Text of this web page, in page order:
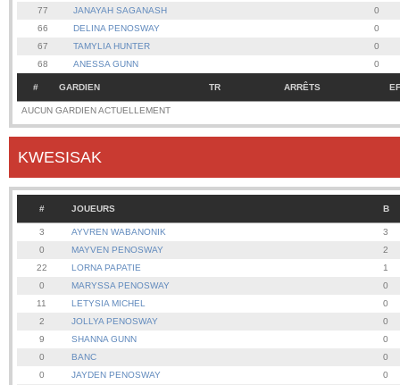
77
JANAYAH SAGANASH
0
66
DELINA PENOSWAY
0
67
TAMYLIA HUNTER
0
68
ANESSA GUNN 0
# GARDIEN TR ARRÊTS
AUCUN GARDIEN ACTUELLEMENT
KWESISAK
# JOUEURS B
3 AYVREN WABANONIK
3
0
MAYVEN PENOSWAY
2
22
LORNA PAPATIE
1
0
MARYSSA PENOSWAY
0
11
LETYSIA MICHEL
0
2
JOLLYA PENOSWAY
0
9
SHANNA GUNN
0
0
BANC
0
0
JAYDEN PENOSWAY
0